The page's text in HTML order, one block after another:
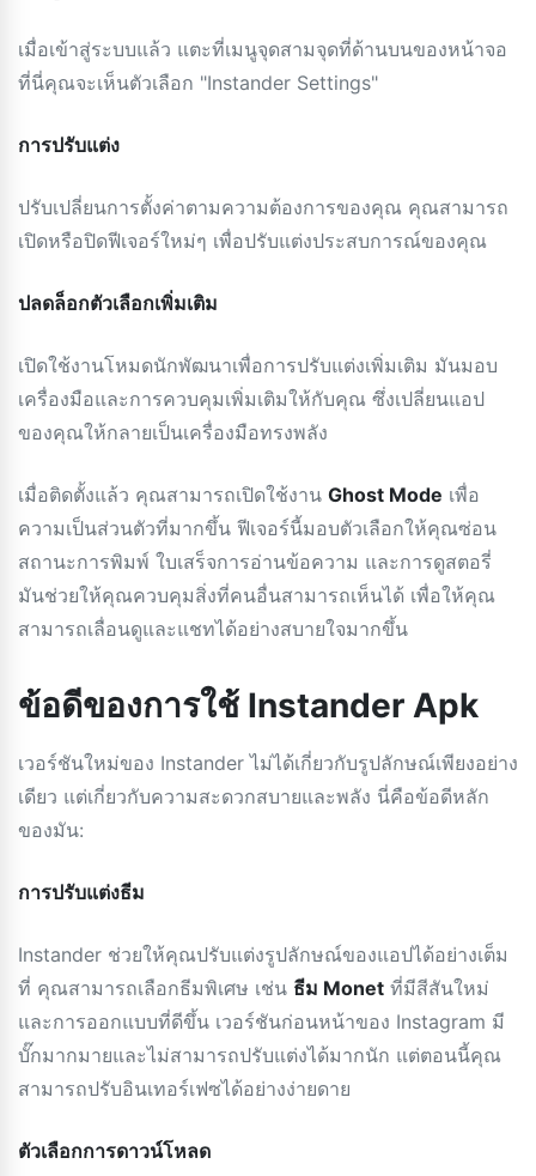
เมื่อเข้าสู่ระบบแล้ว แตะที่เมนูจุดสามจุดที่ด้านบนของหน้าจอ
ที่นี่คุณจะเห็นตัวเลือก "Instander Settings"
การปรับแต่ง
ปรับเปลี่ยนการตั้งค่าตามความต้องการของคุณ คุณสามารถ
เปิดหรือปิดฟีเจอร์ใหม่ๆ เพื่อปรับแต่งประสบการณ์ของคุณ
ปลดล็อกตัวเลือกเพิ่มเติม
เปิดใช้งานโหมดนักพัฒนาเพื่อการปรับแต่งเพิ่มเติม มันมอบ
เครื่องมือและการควบคุมเพิ่มเติมให้กับคุณ ซึ่งเปลี่ยนแอป
ของคุณให้กลายเป็นเครื่องมือทรงพลัง
เมื่อติดตั้งแล้ว คุณสามารถเปิดใช้งาน Ghost Mode เพื่อ
ความเป็นส่วนตัวที่มากขึ้น ฟีเจอร์นี้มอบตัวเลือกให้คุณซ่อน
สถานะการพิมพ์ ใบเสร็จการอ่านข้อความ และการดูสตอรี่
มันช่วยให้คุณควบคุมสิ่งที่คนอื่นสามารถเห็นได้ เพื่อให้คุณ
สามารถเลื่อนดูและแชทได้อย่างสบายใจมากขึ้น
ข้อดีของการใช้ Instander Apk
เวอร์ชันใหม่ของ Instander ไม่ได้เกี่ยวกับรูปลักษณ์เพียงอย่าง
เดียว แต่เกี่ยวกับความสะดวกสบายและพลัง นี่คือข้อดีหลัก
ของมัน:
การปรับแต่งธีม
Instander ช่วยให้คุณปรับแต่งรูปลักษณ์ของแอปได้อย่างเต็ม
ที่ คุณสามารถเลือกธีมพิเศษ เช่น ธีม Monet ที่มีสีสันใหม่
และการออกแบบที่ดีขึ้น เวอร์ชันก่อนหน้าของ Instagram มี
บั๊กมากมายและไม่สามารถปรับแต่งได้มากนัก แต่ตอนนี้คุณ
สามารถปรับอินเทอร์เฟซได้อย่างง่ายดาย
ตัวเลือกการดาวน์โหลด